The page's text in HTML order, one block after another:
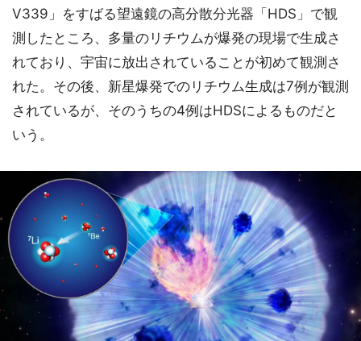
V339」をすばる望遠鏡の高分散分光器「HDS」で観
測したところ、多量のリチウムが爆発の現場で生成さ
れており、宇宙に放出されていることが初めて観測さ
れた。その後、新星爆発でのリチウム生成は7例が観測
されているが、そのうちの4例はHDSによるものだと
いう。